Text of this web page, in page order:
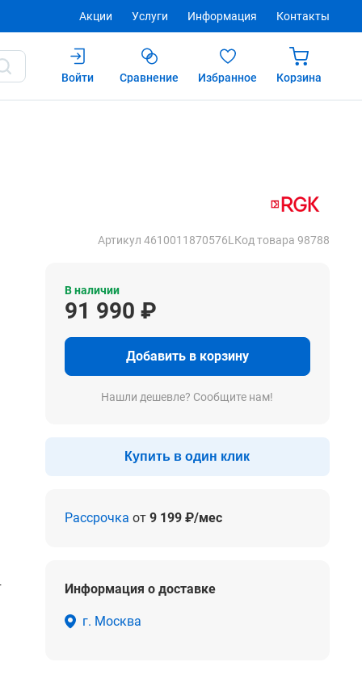
Акции Услуги Информация Контакты
Войти Сравнение Избранное Корзина
Артикул 4610011870576L Код товара 98788
В наличии
91 990 ₽
Добавить в корзину
Нашли дешевле? Сообщите нам!
Купить в один клик
Рассрочка от 9 199 ₽/мес
Информация о доставке
г. Москва